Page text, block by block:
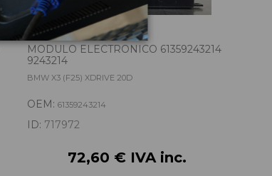
MODULO ELECTRONICO 61359243214
9243214
BMW X3 (F25) XDRIVE 20D
OEM: 61359243214
ID: 717972
72,60 € IVA inc.